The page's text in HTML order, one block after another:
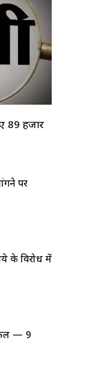
89 हजार
पर
के विरोध में
— 9